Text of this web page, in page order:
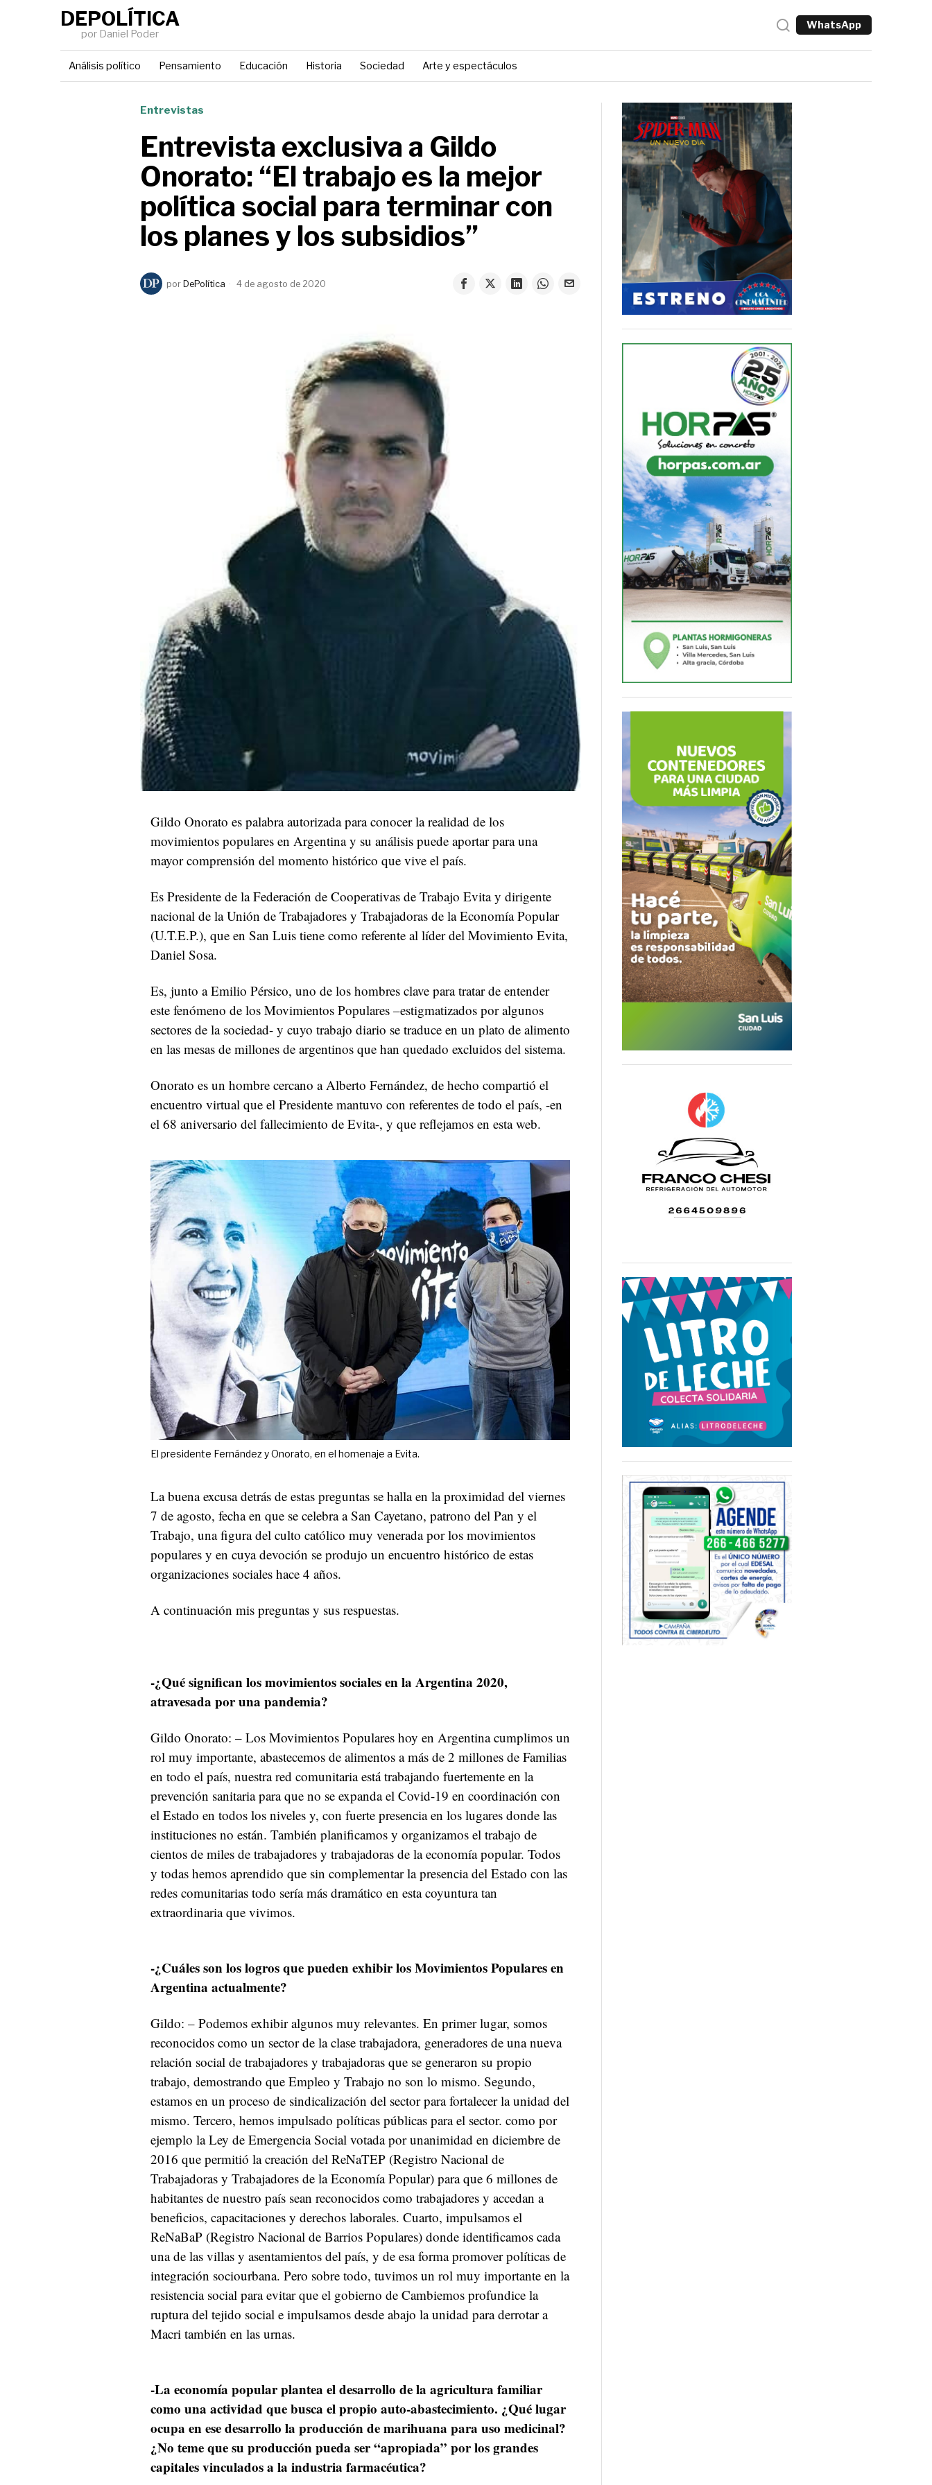
DEPOLÍTICA
por Daniel Poder
WhatsApp
Análisis político Pensamiento Educación Historia Sociedad Arte y espectáculos
Entrevistas
Entrevista exclusiva a Gildo
Onorato: “El trabajo es la mejor
política social para terminar con
los planes y los subsidios”
por DePolítica 4 de agosto de 2020
Gildo Onorato es palabra autorizada para conocer la realidad de los
movimientos populares en Argentina y su análisis puede aportar para una
mayor comprensión del momento histórico que vive el país.
Es Presidente de la Federación de Cooperativas de Trabajo Evita y dirigente
nacional de la Unión de Trabajadores y Trabajadoras de la Economía Popular
(U.T.E.P.), que en San Luis tiene como referente al líder del Movimiento Evita,
Daniel Sosa.
Es, junto a Emilio Pérsico, uno de los hombres clave para tratar de entender
este fenómeno de los Movimientos Populares –estigmatizados por algunos
sectores de la sociedad- y cuyo trabajo diario se traduce en un plato de alimento
en las mesas de millones de argentinos que han quedado excluidos del sistema.
Onorato es un hombre cercano a Alberto Fernández, de hecho compartió el
encuentro virtual que el Presidente mantuvo con referentes de todo el país, -en
el 68 aniversario del fallecimiento de Evita-, y que reflejamos en esta web.
El presidente Fernández y Onorato, en el homenaje a Evita.
La buena excusa detrás de estas preguntas se halla en la proximidad del viernes
7 de agosto, fecha en que se celebra a San Cayetano, patrono del Pan y el
Trabajo, una figura del culto católico muy venerada por los movimientos
populares y en cuya devoción se produjo un encuentro histórico de estas
organizaciones sociales hace 4 años.
A continuación mis preguntas y sus respuestas.
-¿Qué significan los movimientos sociales en la Argentina 2020,
atravesada por una pandemia?
Gildo Onorato: – Los Movimientos Populares hoy en Argentina cumplimos un
rol muy importante, abastecemos de alimentos a más de 2 millones de Familias
en todo el país, nuestra red comunitaria está trabajando fuertemente en la
prevención sanitaria para que no se expanda el Covid-19 en coordinación con
el Estado en todos los niveles y, con fuerte presencia en los lugares donde las
instituciones no están. También planificamos y organizamos el trabajo de
cientos de miles de trabajadores y trabajadoras de la economía popular. Todos
y todas hemos aprendido que sin complementar la presencia del Estado con las
redes comunitarias todo sería más dramático en esta coyuntura tan
extraordinaria que vivimos.
-¿Cuáles son los logros que pueden exhibir los Movimientos Populares en
Argentina actualmente?
Gildo: – Podemos exhibir algunos muy relevantes. En primer lugar, somos
reconocidos como un sector de la clase trabajadora, generadores de una nueva
relación social de trabajadores y trabajadoras que se generaron su propio
trabajo, demostrando que Empleo y Trabajo no son lo mismo. Segundo,
estamos en un proceso de sindicalización del sector para fortalecer la unidad del
mismo. Tercero, hemos impulsado políticas públicas para el sector. como por
ejemplo la Ley de Emergencia Social votada por unanimidad en diciembre de
2016 que permitió la creación del ReNaTEP (Registro Nacional de
Trabajadoras y Trabajadores de la Economía Popular) para que 6 millones de
habitantes de nuestro país sean reconocidos como trabajadores y accedan a
beneficios, capacitaciones y derechos laborales. Cuarto, impulsamos el
ReNaBaP (Registro Nacional de Barrios Populares) donde identificamos cada
una de las villas y asentamientos del país, y de esa forma promover políticas de
integración sociourbana. Pero sobre todo, tuvimos un rol muy importante en la
resistencia social para evitar que el gobierno de Cambiemos profundice la
ruptura del tejido social e impulsamos desde abajo la unidad para derrotar a
Macri también en las urnas.
-La economía popular plantea el desarrollo de la agricultura familiar
como una actividad que busca el propio auto-abastecimiento. ¿Qué lugar
ocupa en ese desarrollo la producción de marihuana para uso medicinal?
¿No teme que su producción pueda ser “apropiada” por los grandes
capitales vinculados a la industria farmacéutica?